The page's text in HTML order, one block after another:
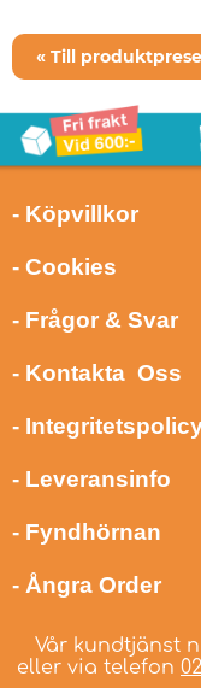
« Till
- Köpvillkor
- Cookies
- Frågor & Svar
- Kontakta Oss
-
- Leveransinfo
- Fyndhörnan
- Ångra Order
Vår kundtjänst
eller via telefon